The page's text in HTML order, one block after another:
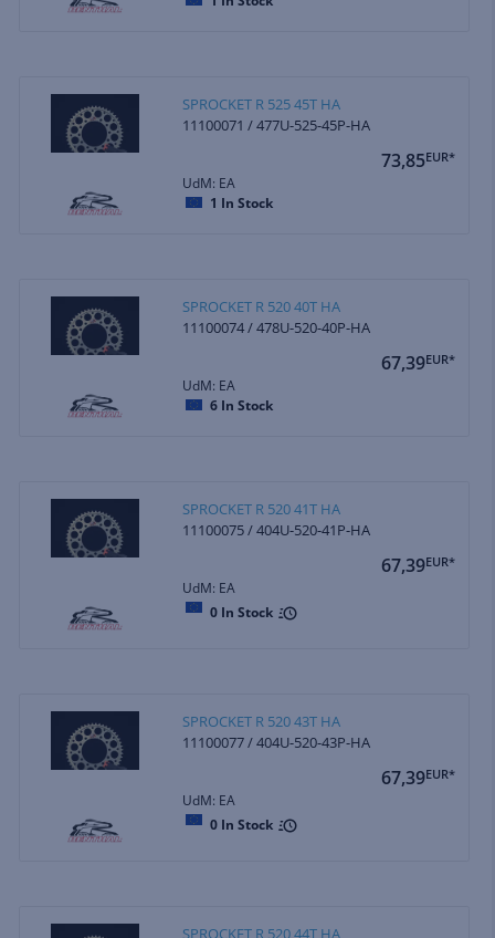
SPROCKET R 525 45T HA
11100071 / 477U-525-45P-HA
73,85EUR*
UdM: EA
1 In Stock
SPROCKET R 520 40T HA
11100074 / 478U-520-40P-HA
67,39EUR*
UdM: EA
6 In Stock
SPROCKET R 520 41T HA
11100075 / 404U-520-41P-HA
67,39EUR*
UdM: EA
0 In Stock
SPROCKET R 520 43T HA
11100077 / 404U-520-43P-HA
67,39EUR*
UdM: EA
0 In Stock
SPROCKET R 520 44T HA